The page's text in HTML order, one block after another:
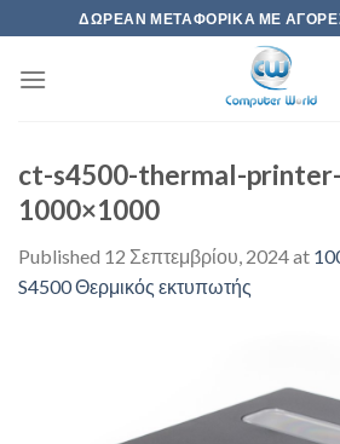
to
content
ΔΩΡΕΆΝ ΜΕΤΑΦΟΡΙΚΆ ΜΕ
ct-s4500-thermal-
1000×1000
Published 12 Σεπτεμβρίου, 2024at
S4500 Θερμικός εκτυπωτής